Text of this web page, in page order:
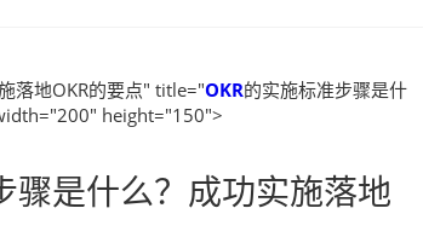
落地OKR的要点" title="OKR的实施标准步骤是什
height="150">
骤是什么？成功实施落地